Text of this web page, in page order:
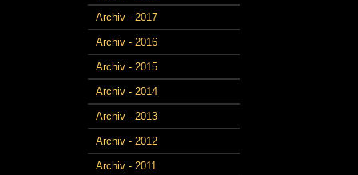
Archiv - 2017
Archiv - 2016
Archiv - 2015
Archiv - 2014
Archiv - 2013
Archiv - 2012
Archiv - 2011